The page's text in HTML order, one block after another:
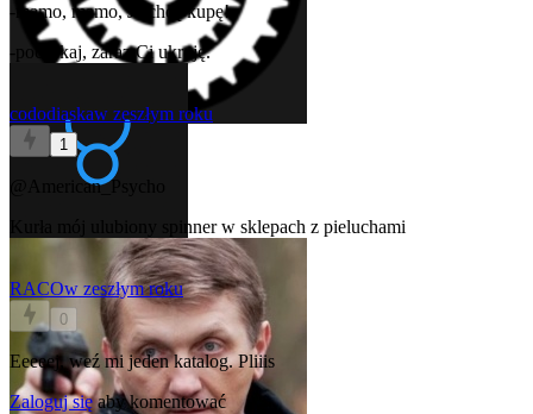
-mamo, mamo, Ja chcę kupę!
-poczekaj, zaraz Ci ukroję.
cododiaskaw zeszłym roku
1
@American_Psycho
Kurła mój ulubiony spinner w sklepach z pieluchami
RACOw zeszłym roku
0
Eeeeej, weź mi jeden katalog. Pliiis
Zaloguj sięaby komentować